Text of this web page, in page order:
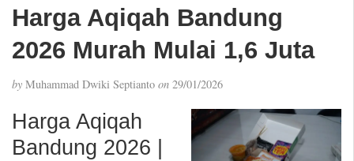
t
Harga Aqiqah Bandung
2026 Murah Mulai 1,6 Juta
by Muhammad Dwiki Septianto on 29/01/2026
Harga Aqiqah
Bandung 2026 |